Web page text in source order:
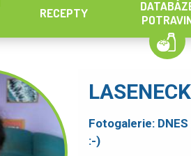
RECEPTY
Fotogalerie:
:-)